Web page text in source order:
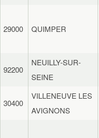
29000 QUIMPER
92200
NEUILLY-SUR-
SEINE
30400
VILLENEUVE LES
AVIGNONS